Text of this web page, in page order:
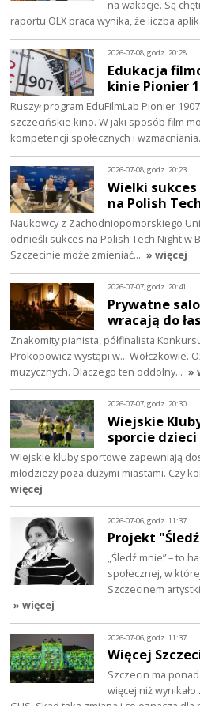
na wakacje. Są
raportu OLX praca wynika, że liczba
2026-07-08, godz. 20:28
Edukacja
kinie Pionier
Ruszył program EduFilmLab Pionier
szczecińskie kino. W jaki sposób film
kompetencji społecznych i
2026-07-08, godz. 20:23
Wielki
na Polish
Naukowcy z Zachodniopomorskiego
odnieśli sukces na Polish Tech Night w
Szczecinie może zmieniać… » więcej
2026-07-07, godz. 20:41
Prywatne
wracają do
Znakomity pianista, półfinalista
Prokopowicz wystąpi w… Wołczkowie.
muzycznych. Dlaczego ten oddolny… »
2026-07-07, godz. 20:30
Wiejskie
sporcie dzieci
Wiejskie kluby sportowe zapewniają
młodzieży poza dużymi miastami. Czy
więcej
2026-07-06, godz. 11:37
Projekt
„Śledź mnie” – to
społecznej, w
Szczecinem
» więcej
2026-07-06, godz. 11:37
Więcej
Szczecin ma
więcej niż